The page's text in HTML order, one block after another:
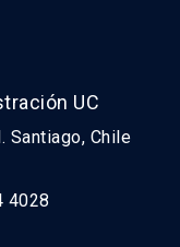
UC
Santiago, Chile
4028